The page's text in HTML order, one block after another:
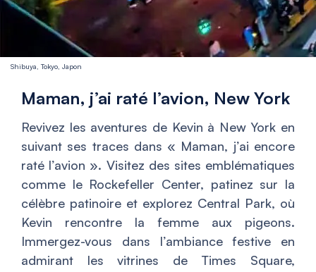
Shibuya, Tokyo, Japon
Maman, j’ai raté l’avion, New York
Revivez les aventures de Kevin à New York en
suivant ses traces dans « Maman, j’ai encore
raté l’avion ». Visitez des sites emblématiques
comme le Rockefeller Center, patinez sur la
célèbre patinoire et explorez Central Park, où
Kevin rencontre la femme aux pigeons.
Immergez-vous dans l’ambiance festive en
admirant les vitrines de Times Square,